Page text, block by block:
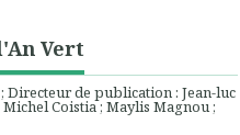
Vert
de publication : Jean-luc
Coistia ; Maylis Magnou ;